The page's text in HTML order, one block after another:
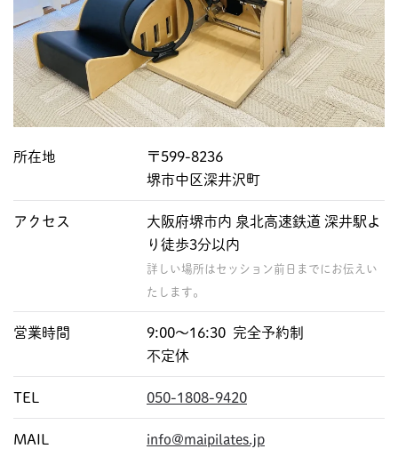
所在地
〒599-8236
堺市中区深井沢町
アクセス
大阪府堺市内 泉北高速鉄道 深井駅よ
り徒歩3分以内
詳しい場所はセッション前日までにお伝えい
たします。
営業時間
9:00〜16:30 完全予約制
不定休
TEL 050-1808-9420
MAIL info@maipilates.jp